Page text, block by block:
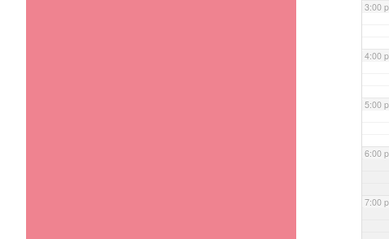
3:00
4:00
5:00
6:00
7:00